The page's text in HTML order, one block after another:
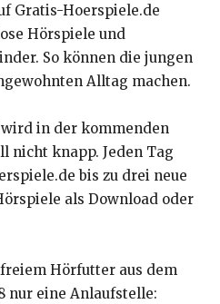
Gratis-Hoerspiele.de
Hörspiele und
So können die jungen
Alltag machen.
in der kommenden
nicht knapp. Jeden Tag
bis zu drei neue
als Download oder
Hörfutter aus dem
nur eine Anlaufstelle: